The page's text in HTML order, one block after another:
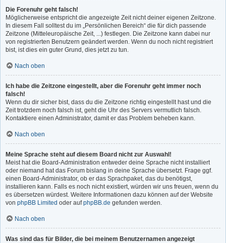
Die Forenuhr geht falsch!
Möglicherweise entspricht die angezeigte Zeit nicht deiner eigenen Zeitzone.
In diesem Fall solltest du im „Persönlichen Bereich“ die für dich passende
Zeitzone (Mitteleuropäische Zeit, ...) festlegen. Die Zeitzone kann dabei nur
von registrierten Benutzern geändert werden. Wenn du noch nicht registriert
bist, ist dies ein guter Grund, dies jetzt zu tun.
Nach oben
Ich habe die Zeitzone eingestellt, aber die Forenuhr geht immer noch
falsch!
Wenn du dir sicher bist, dass du die Zeitzone richtig eingestellt hast und die
Zeit trotzdem noch falsch ist, geht die Uhr des Servers vermutlich falsch.
Kontaktiere einen Administrator, damit er das Problem beheben kann.
Nach oben
Meine Sprache steht auf diesem Board nicht zur Auswahl!
Meist hat die Board-Administration entweder deine Sprache nicht installiert
oder niemand hat das Forum bislang in deine Sprache übersetzt. Frage ggf.
einen Board-Administrator, ob er das Sprachpaket, das du benötigst,
installieren kann. Falls es noch nicht existiert, würden wir uns freuen, wenn du
es übersetzen würdest. Weitere Informationen dazu können auf der Website
von phpBB Limited oder aufphpBB.de gefunden werden.
Nach oben
Was sind das für Bilder, die bei meinem Benutzernamen angezeigt